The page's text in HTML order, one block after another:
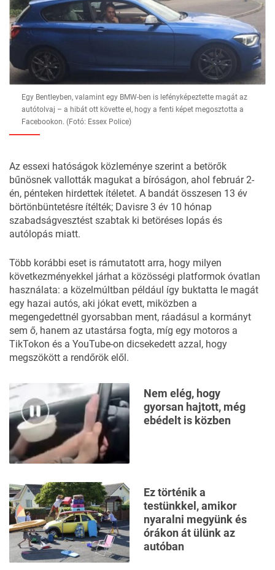
Egy Bentleyben, valamint egy BMW-ben is lefényképeztette magát az
autótolvaj – a hibát ott követte el, hogy a fenti képet megosztotta a
Facebookon. (Fotó: Essex Police)
Az essexi hatóságok közleménye szerint a betörők
bűnösnek vallották magukat a bíróságon, ahol február 2-
én, pénteken hirdettek ítéletet. A bandát összesen 13 év
börtönbüntetésre ítélték; Davisre 3 év 10 hónap
szabadságvesztést szabtak ki betöréses lopás és
autólopás miatt.
Több korábbi eset is rámutatott arra, hogy milyen
következményekkel járhat a közösségi platformok óvatlan
használata: a közelmúltban például így buktatta le magát
egy hazai autós, aki jókat evett, miközben a
megengedettnél gyorsabban ment, ráadásul a kormányt
sem ő, hanem az utastársa fogta, míg egy motoros a
TikTokon és a YouTube-on dicsekedett azzal, hogy
megszökött a rendőrök elől .
Nem elég, hogy
gyorsan hajtott, még
ebédelt is közben
Ez történik a
testünkkel, amikor
nyaralni megyünk és
órákon át ülünk az
autóban